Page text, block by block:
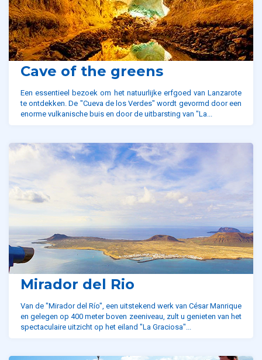
Cave of the greens
Een essentieel bezoek om het natuurlijke erfgoed van Lanzarote
te ontdekken. De "Cueva de los Verdes" wordt gevormd door een
enorme vulkanische buis en door de uitbarsting van "La...
Mirador del Rio
Van de "Mirador del Río", een uitstekend werk van César Manrique
en gelegen op 400 meter boven zeeniveau, zult u genieten van het
spectaculaire uitzicht op het eiland "La Graciosa"...